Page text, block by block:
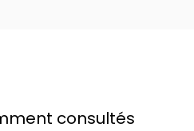
consultés